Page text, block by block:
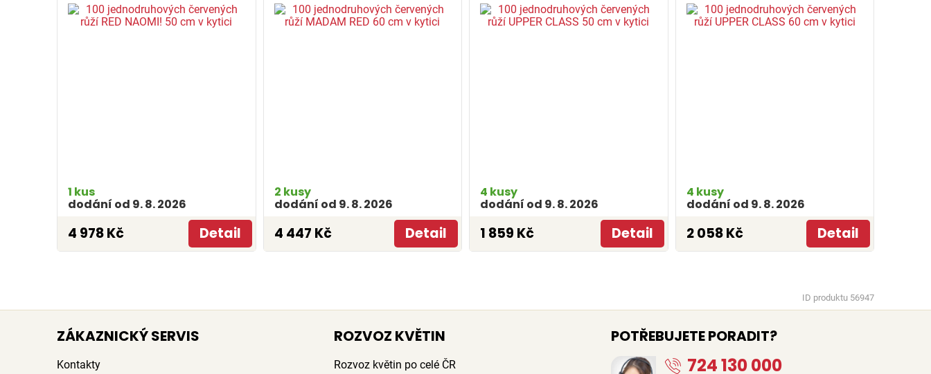
1 kus
dodání od 9. 8. 2026
4 978 Kč Detail
2 kusy
dodání od 9. 8. 2026
4 447 Kč Detail
4 kusy
dodání od 9. 8. 2026
1 859 Kč Detail
4 kusy
dodání od 9. 8. 2026
2 058 Kč Detail
ID produktu 56947
ZÁKAZNICKÝ SERVIS
Kontakty
ROZVOZ KVĚTIN
Rozvoz květin po celé ČR
POTŘEBUJETE PORADIT?
724 130 000